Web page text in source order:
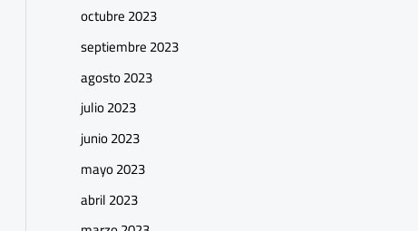
octubre 2023
septiembre 2023
agosto 2023
julio 2023
junio 2023
mayo 2023
abril 2023